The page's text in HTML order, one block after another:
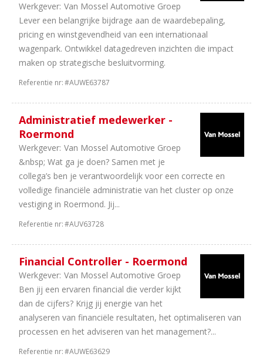
Werkgever: Van Mossel Automotive Groep
Lever een belangrijke bijdrage aan de waardebepaling,
pricing en winstgevendheid van een internationaal
wagenpark. Ontwikkel datagedreven inzichten die impact
maken op strategische besluitvorming.
Referentie nr:#AUWE63787
Administratief medewerker -
Roermond
Werkgever: Van Mossel Automotive Groep
&nbsp; Wat ga je doen? Samen met je
collega’s ben je verantwoordelijk voor een correcte en
volledige financiële administratie van het cluster op onze
vestiging in Roermond. Jij...
Referentie nr:#AUV63728
Financial Controller - Roermond
Werkgever: Van Mossel Automotive Groep
Ben jij een ervaren financial die verder kijkt
dan de cijfers? Krijg jij energie van het
analyseren van financiële resultaten, het optimaliseren van
processen en het adviseren van het management?...
Referentie nr:#AUWE63629